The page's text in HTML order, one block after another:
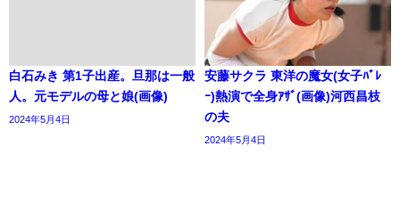
白石みき 第1子出産。旦那は一般
人。元モデルの母と娘(画像)
2024年5月4日
安藤サクラ 東洋の魔女(女子ﾊﾞﾚ
ｰ)熱演で全身ｱｻﾞ(画像)河西昌枝
の夫
2024年5月4日